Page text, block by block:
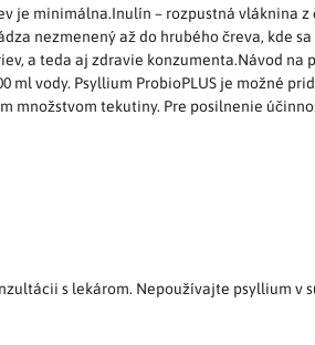
je minimálna.Inulín – rozpustná vláknina z
nezmenený až do hrubého čreva, kde sa
a teda aj zdravie konzumenta.Návod na
vody. Psyllium ProbioPLUS je možné
množstvom tekutiny. Pre posilnenie
s lekárom. Nepoužívajte psyllium v